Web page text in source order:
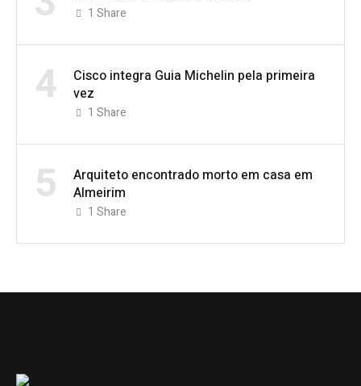
1 Share
4
Cisco integra Guia Michelin pela primeira
vez
1 Share
5
Arquiteto encontrado morto em casa em
Almeirim
1 Share